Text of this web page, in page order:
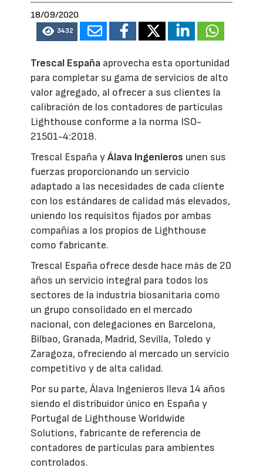
18/09/2020
3432
Trescal España aprovecha esta oportunidad
para completar su gama de servicios de alto
valor agregado, al ofrecer a sus clientes la
calibración de los contadores de partículas
Lighthouse conforme a la norma ISO-
21501-4:2018.
Trescal España yÁlava Ingenieros unen sus
fuerzas proporcionando un servicio
adaptado a las necesidades de cada cliente
con los estándares de calidad más elevados,
uniendo los requisitos fijados por ambas
compañías a los propios de Lighthouse
como fabricante.
Trescal España ofrece desde hace más de 20
años un servicio integral para todos los
sectores de la industria biosanitaria como
un grupo consolidado en el mercado
nacional, con delegaciones en Barcelona,
Bilbao, Granada, Madrid, Sevilla, Toledo y
Zaragoza, ofreciendo al mercado un servicio
competitivo y de alta calidad.
Por su parte, Álava Ingenieros lleva 14 años
siendo el distribuidor único en España y
Portugal de Lighthouse Worldwide
Solutions, fabricante de referencia de
contadores de partículas para ambientes
controlados.